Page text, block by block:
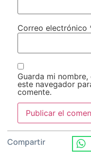
Correo electrónico
Guarda mi
este navegador
comente.
Compartir